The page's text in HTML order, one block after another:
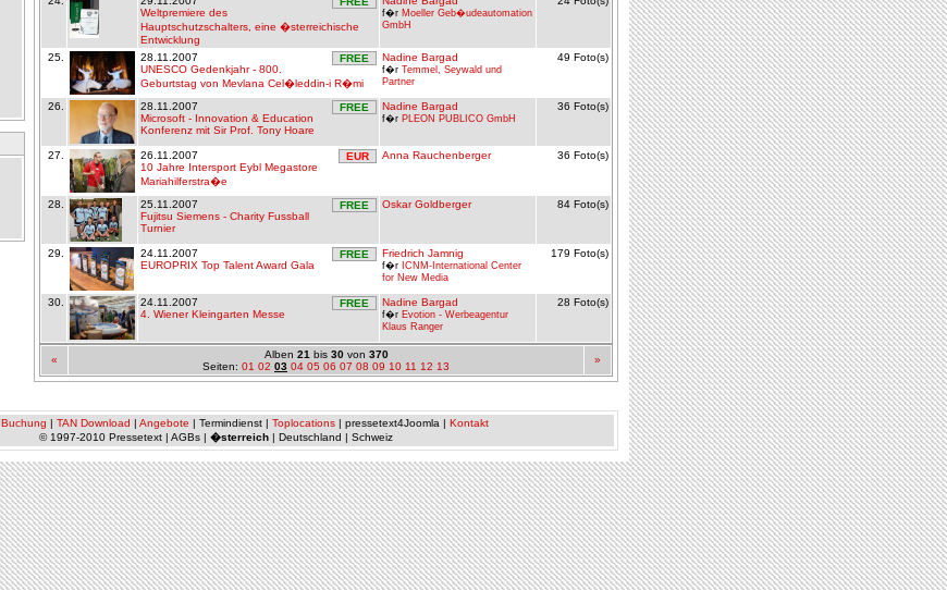
Weltpremiere des
Hauptschutzschalters, eine �sterreichische
Entwicklung
f�r Moeller Geb�udeautomation
GmbH
25. FREE
28.11.2007
UNESCO Gedenkjahr - 800.
Geburtstag von Mevlana Cel�leddin-i R�mi
Nadine Bargad
f�r Temmel, Seywald und
Partner
49 Foto(s)
26. FREE
28.11.2007
Microsoft - Innovation & Education
Konferenz mit Sir Prof. Tony Hoare
Nadine Bargad
f�r PLEON PUBLICO GmbH
36 Foto(s)
27. EUR
26.11.2007
10 Jahre Intersport Eybl Megastore
Mariahilferstra�e
Anna Rauchenberger 36 Foto(s)
28. FREE
25.11.2007
Fujitsu Siemens - Charity Fussball
Turnier
Oskar Goldberger 84 Foto(s)
29. FREE
24.11.2007
EUROPRIX Top Talent Award Gala
Friedrich Jamnig
f�r ICNM-International Center
for New Media
179 Foto(s)
30. FREE
24.11.2007
4. Wiener Kleingarten Messe
Nadine Bargad
f�r Evotion - Werbeagentur
Klaus Ranger
28 Foto(s)
« Alben 21 bis 30von 370
Seiten: 01 02 03 04 05 06 07 08 09 10 11 12 13
»
Buchung | TAN Download | Angebote | Termindienst | Toplocations| pressetext4Joomla | Kontakt
© 1997-2010 Pressetext | AGBs | �sterreich| Deutschland | Schweiz